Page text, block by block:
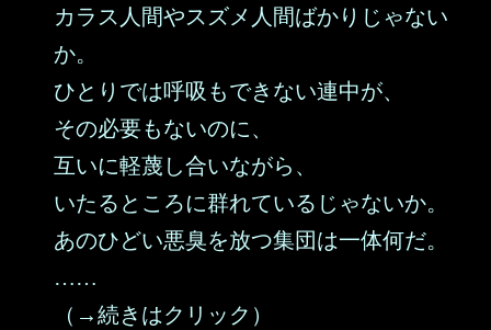
カラス人間やスズメ人間ばかりじゃない
か。
ひとりでは呼吸もできない連中が、
その必要もないのに、
互いに軽蔑し合いながら、
いたるところに群れているじゃないか。
あのひどい悪臭を放つ集団は一体何だ。
……
（→続きはクリック）